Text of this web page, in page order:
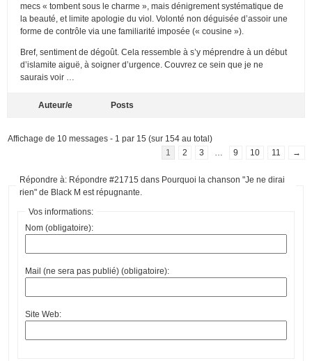
mecs « tombent sous le charme », mais dénigrement systématique de
la beauté, et limite apologie du viol. Volonté non déguisée d’assoir une
forme de contrôle via une familiarité imposée (« cousine »).
Bref, sentiment de dégoût. Cela ressemble à s’y méprendre à un début
d’islamite aiguë, à soigner d’urgence. Couvrez ce sein que je ne
saurais voir …
Auteur/e Posts
Affichage de 10 messages - 1 par 15 (sur 154 au total)
1
2 3 9 10 11 →
Répondre à: Répondre #21715 dans Pourquoi la chanson "Je ne dirai
rien" de Black M est répugnante.
Vos informations:
Nom (obligatoire):
Mail (ne sera pas publié) (obligatoire):
Site Web: